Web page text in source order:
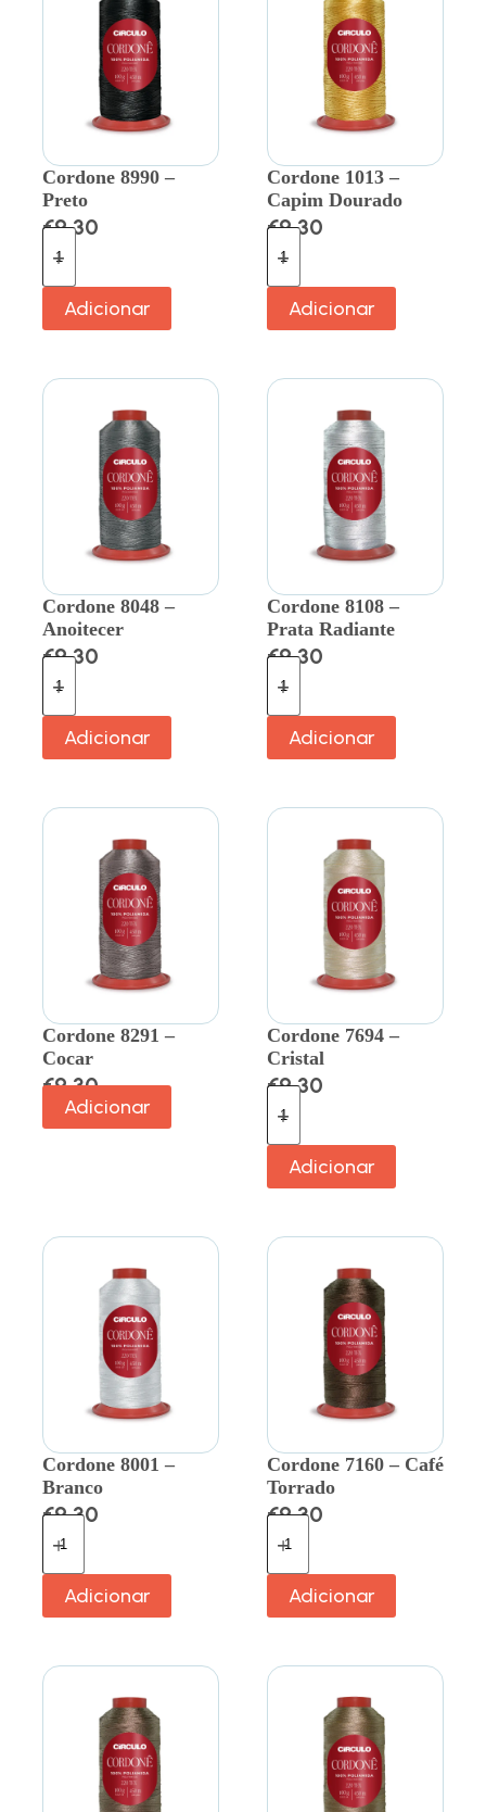
Cordone 8990 –
Preto
€9.30
Adicionar
Cordone 1013 –
Capim Dourado
€9.30
Adicionar
Cordone 8048 –
Anoitecer
€9.30
Adicionar
Cordone 8108 –
Prata Radiante
€9.30
Adicionar
Cordone 8291 –
Cocar
€9.30
Adicionar
Cordone 7694 –
Cristal
€9.30
Adicionar
Cordone 8001 –
Branco
€9.30
Adicionar
Cordone 7160 – Café
Torrado
€9.30
Adicionar